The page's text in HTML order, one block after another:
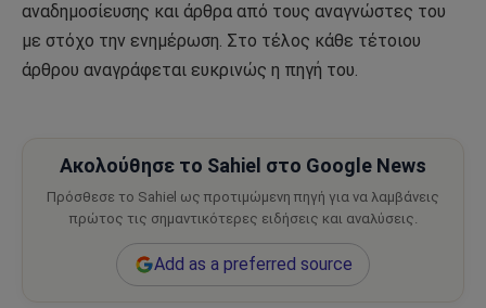
αναδημοσίευσης και άρθρα από τους αναγνώστες του
με στόχο την ενημέρωση. Στο τέλος κάθε τέτοιου
άρθρου αναγράφεται ευκρινώς η πηγή του.
Ακολούθησε το Sahiel στο Google News
Πρόσθεσε το Sahiel ως προτιμώμενη πηγή για να λαμβάνεις
πρώτος τις σημαντικότερες ειδήσεις και αναλύσεις.
Add as a preferred source